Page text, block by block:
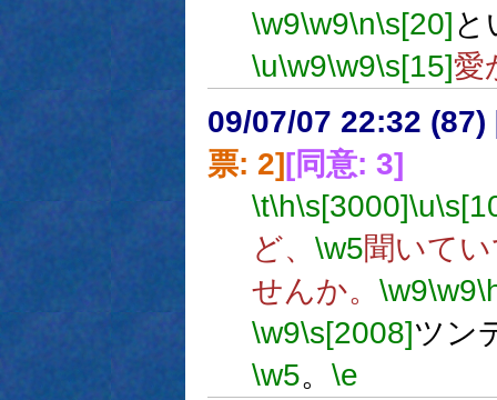
\w9\w9\n\s[20]
\u\w9\w9\s[15]愛
09/07/07 22:32 (87)
票: 2][同意: 3]
\t\h\s[3000]\u
ど、 \w5聞いて
せんか。 \w9\w9
\w9\s[2008]ツン
\w5。 \e